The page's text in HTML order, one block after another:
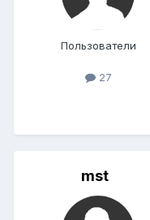
Пользователи
27
mst